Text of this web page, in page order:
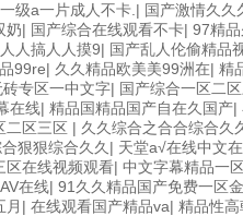
级a一片成人不卡. | 国产激情久久
奶| 国产综合在线观看不卡| 97精
人搞人人摸9| 国产乱人伦偷精品
99re| 久久精品欧美美99洲在| 精
专区一中文字| 国产综合一区二
在线| 精品国精品国产自在久国产|
二区三区 | 久久综合之合合综合久
狠狠综合久久 | 天堂а√在线中文
区在线视频观看| 中文字幕精品一
在线| 91久久精品国产免费一区
月 | 在线观看国产精品va| 精品性